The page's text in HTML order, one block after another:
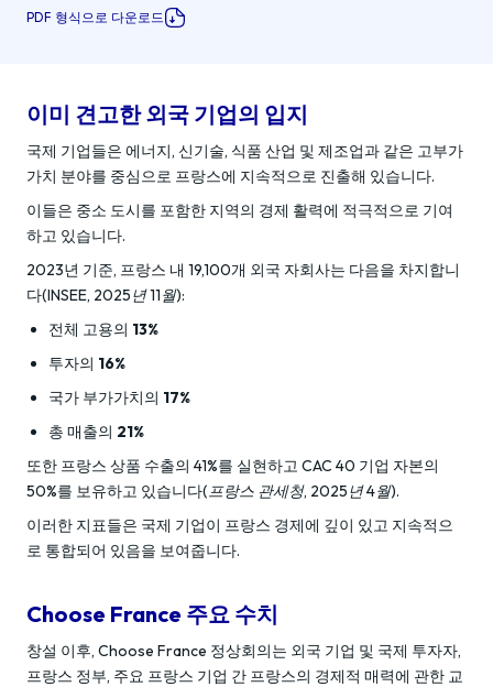
PDF 형식으로 다운로드
이미 견고한 외국 기업의 입지
국제 기업들은 에너지, 신기술, 식품 산업 및 제조업과 같은 고부가
가치 분야를 중심으로 프랑스에 지속적으로 진출해 있습니다.
이들은 중소 도시를 포함한 지역의 경제 활력에 적극적으로 기여
하고 있습니다.
2023년 기준, 프랑스 내 19,100개 외국 자회사는 다음을 차지합니
다(INSEE, 2025년 11월):
전체 고용의 13%
투자의 16%
국가 부가가치의 17%
총 매출의 21%
또한 프랑스 상품 수출의 41%를 실현하고 CAC 40 기업 자본의
50%를 보유하고 있습니다(프랑스 관세청, 2025년 4월).
이러한 지표들은 국제 기업이 프랑스 경제에 깊이 있고 지속적으
로 통합되어 있음을 보여줍니다.
Choose France 주요 수치
창설 이후, Choose France 정상회의는 외국 기업 및 국제 투자자,
프랑스 정부, 주요 프랑스 기업 간 프랑스의 경제적 매력에 관한 교